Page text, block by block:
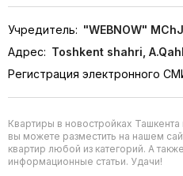
Учредитель: "WEBNOW" MChJ
Адрес: Toshkent shahri,
Регистрация электронного
Квартиры в новостройках
вы можете разместить на нашем
квартир любой из категорий. А
информационные статьи. Удачи!